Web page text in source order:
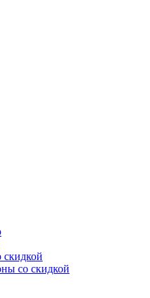
со скидкой